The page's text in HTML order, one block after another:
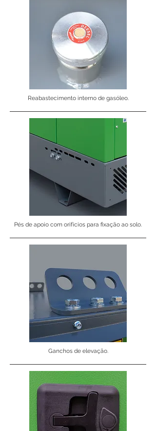
Reabastecimento interno de gasóleo.
Pés de apoio com orifícios para fixação ao solo.
Ganchos de elevação.